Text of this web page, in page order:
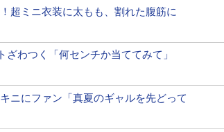
の衣装とトップスで歩く衝撃「二度見ど
超ミニ衣装に太もも、割れた腹筋に
ざわつく「何センチか当ててみて」
ニにファン「真夏のギャルを先どって